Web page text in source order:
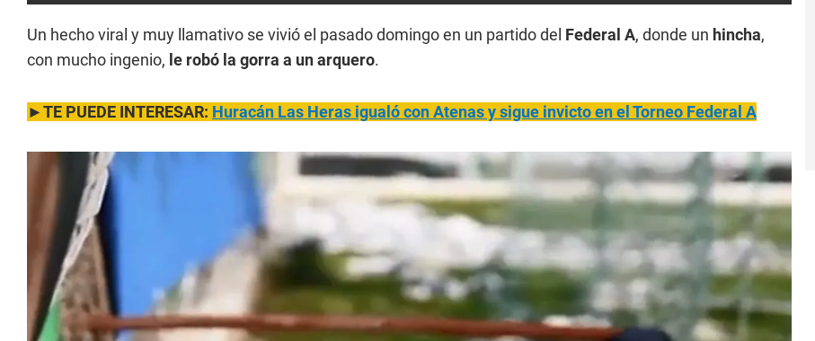
Un hecho viral y muy llamativo se vivió el pasado domingo en un partido del Federal A, donde un hincha,
con mucho ingenio, le robó la gorra a un arquero.
►TE PUEDE INTERESAR: Huracán Las Heras igualó con Atenas y sigue invicto en el Torneo Federal A